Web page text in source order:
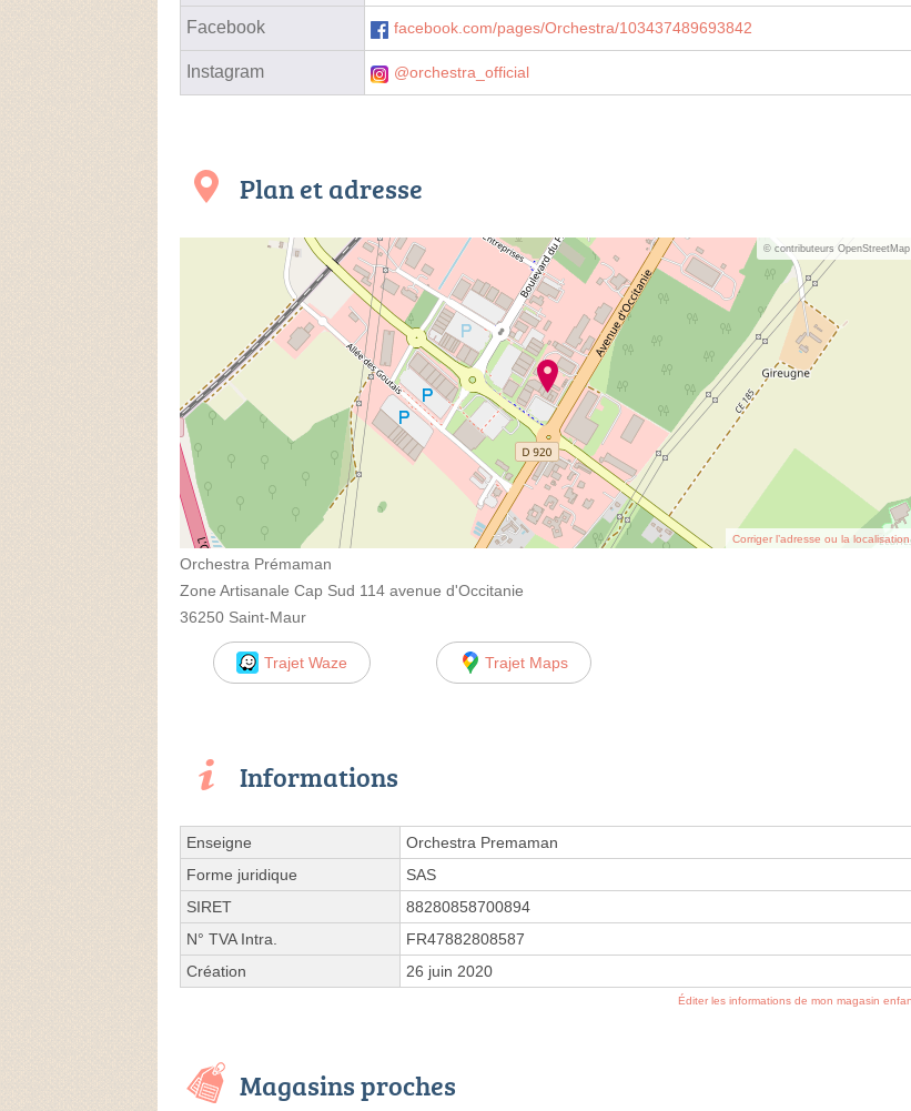
Facebook facebook.com/pages/Orchestra/103437489693842
Instagram @orchestra_official
Plan et adresse
© contributeurs OpenStreetMap
Corriger l’adresse ou la localisation
Orchestra Prémaman
Zone Artisanale Cap Sud 114 avenue d'Occitanie
36250 Saint-Maur
Trajet Waze Trajet Maps
Informations
Enseigne
Orchestra Premaman
Forme juridique
SAS
SIRET
88280858700894
N° TVA Intra.
FR47882808587
Création
26 juin 2020
Éditer les informations de mon magasin
Magasins proches